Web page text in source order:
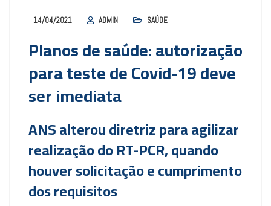
14/04/2021 ADMIN SAÚDE
Planos de saúde: autorização
para teste de Covid-19 deve
ser imediata
ANS alterou diretriz para agilizar
realização do RT-PCR, quando
houver solicitação e cumprimento
dos requisitos